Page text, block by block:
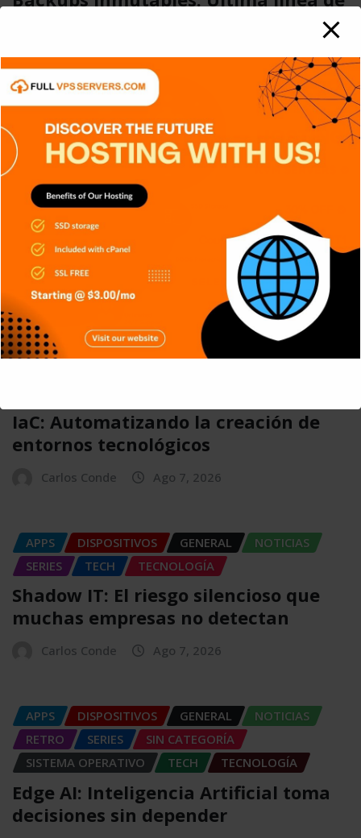
Carlos Conde Ago 7, 2026
APPS CIBERSEGURIDAD
DISPOSITIVOS
IaC: Automatizando la creación de
entornos tecnológicos
Carlos Conde Ago 7, 2026
APPS DISPOSITIVOS GENERAL
NOTICIAS
SERIES
TECH TECNOLOGÍA
Shadow IT: El riesgo silencioso que
muchas empresas no detectan
Carlos Conde Ago 7, 2026
APPS DISPOSITIVOS GENERAL
NOTICIAS
RETRO
SERIES
SIN CATEGORÍA
SISTEMA OPERATIVO
TECH TECNOLOGÍA
Edge AI: Inteligencia Artificial toma
decisiones sin depender